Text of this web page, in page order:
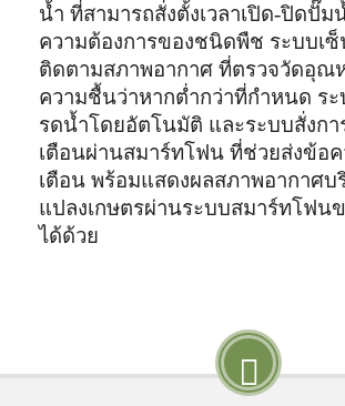
น้ำ ที่สามารถสั่งตั้งเวลาเปิด-ปิดปั๊ม
ความต้องการของชนิดพืช ระบบเซ็
ติดตามสภาพอากาศ ที่ตรวจวัดอุณ
ความชื้นว่าหากต่ำกว่าที่กำหนด ระ
รดน้ำโดยอัตโนมัติ และระบบสั่งกา
เตือนผ่านสมาร์ทโฟน ที่ช่วยส่งข้อค
เตือน พร้อมแสดงผลสภาพอากาศ
แปลงเกษตรผ่านระบบสมาร์ทโฟน
ได้ด้วย